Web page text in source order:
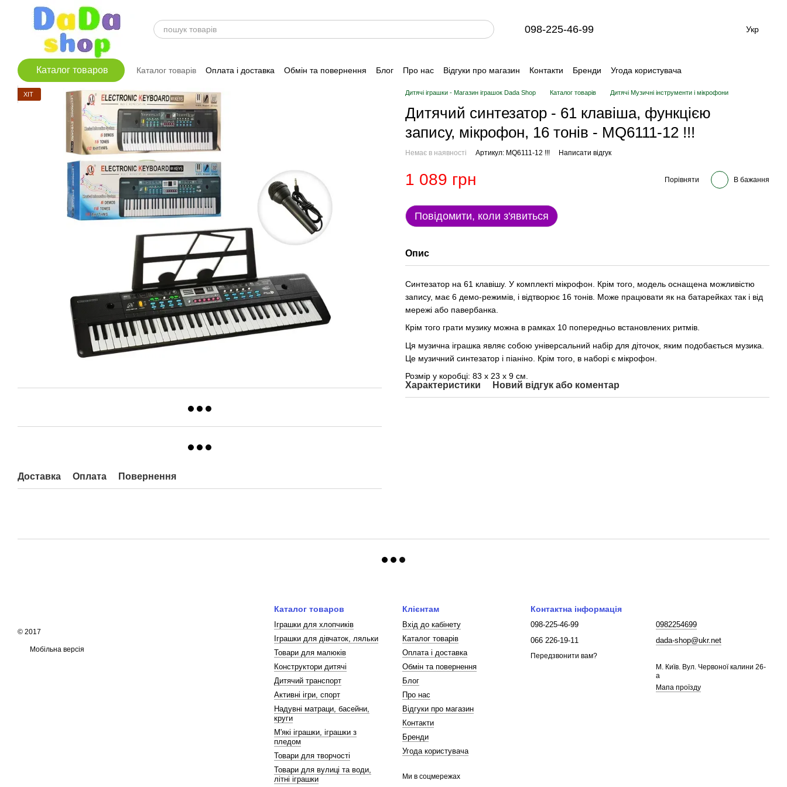
Перейти до основного контенту
098-225-46-99 Укр
Каталог товаров Каталог товарів Оплата і доставка Обмін та повернення Блог Про нас Відгуки про магазин Контакти Бренди Угода користувача
ХІТ
Доставка Оплата Повернення
Дитячі іграшки - Магазин іграшок Dada Shop Каталог товарів Дитячі Музичні інструменти і мікрофони
Дитячий синтезатор - 61 клавіша, функцією
запису, мікрофон, 16 тонів - MQ6111-12 !!!
Немає в наявності Артикул: MQ6111-12 !!! Написати відгук
1 089 грн Порівняти В бажання
Повідомити, коли з'явиться
Опис
Синтезатор на 61 клавішу. У комплекті мікрофон. Крім того, модель оснащена можливістю
запису, має 6 демо-режимів, і відтворює 16 тонів. Може працювати як на батарейках так і від
мережі або павербанка.
Крім того грати музику можна в рамках 10 попередньо встановлених ритмів.
Ця музична іграшка являє собою універсальний набір для діточок, яким подобається музика.
Це музичний синтезатор і піаніно. Крім того, в наборі є мікрофон.
Розмір у коробці: 83 х 23 х 9 см.
Характеристики Новий відгук або коментар
© 2017
Мобільна версія
Каталог товаров
Іграшки для хлопчиків
Іграшки для дівчаток, ляльки
Товари для малюків
Конструктори дитячі
Дитячий транспорт
Активні ігри, спорт
Надувні матраци, басейни,
круги
М'які іграшки, іграшки з
пледом
Товари для творчості
Товари для вулиці та води,
літні іграшки
Клієнтам
Вхід до кабінету
Каталог товарів
Оплата і доставка
Обмін та повернення
Блог
Про нас
Відгуки про магазин
Контакти
Бренди
Угода користувача
Ми в соцмережах
Контактна інформація
098-225-46-99
066 226-19-11
Передзвонити вам?
0982254699
dada-shop@ukr.net
М. Київ. Вул. Червоної калини 26-
а
Мапа проїзду